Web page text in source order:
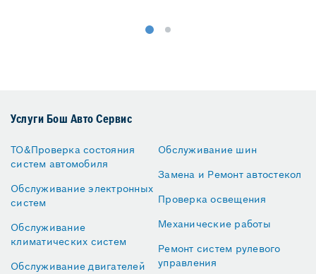
Услуги Бош Авто Сервис
ТО&Проверка состояния
систем автомобиля
Обслуживание электронных
систем
Обслуживание
климатических систем
Обслуживание двигателей
Обслуживание шин
Замена и Ремонт автостекол
Проверка освещения
Механические работы
Ремонт систем рулевого
управления